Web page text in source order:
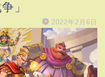
」
2022年2月6日